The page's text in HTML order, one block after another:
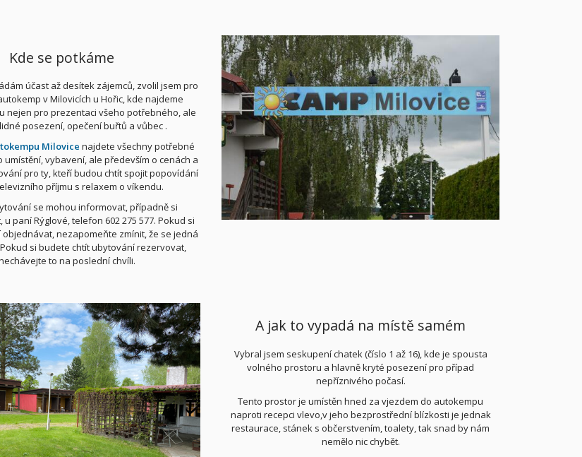
Kde se potkáme
účast až desítek zájemců, zvolil jsem pro
v Milovicích u Hořic, kde najdeme
nejen pro prezentaci všeho potřebného, ale
posezení, opečení buřtů a vůbec .
Milovice najdete všechny potřebné
vybavení, ale především o cenách a
pro ty, kteří budou chtít spojit popovídání
příjmu s relaxem o víkendu.
se mohou informovat, případně si
paní Rýglové, telefon 602 275 577. Pokud si
nezapomeňte zmínit, že se jedná
si budete chtít ubytování rezervovat,
to na poslední chvíli.
A jak to vypadá na místě samém
Vybral jsem seskupení chatek (číslo 1 až 16), kde je spousta
volného prostoru a hlavně kryté posezení pro případ
nepříznivého počasí.
Tento prostor je umístěn hned za vjezdem do autokempu
naproti recepci vlevo,v jeho bezprostřední blízkosti je jednak
restaurace, stánek s občerstvením, toalety, tak snad by nám
nemělo nic chybět.